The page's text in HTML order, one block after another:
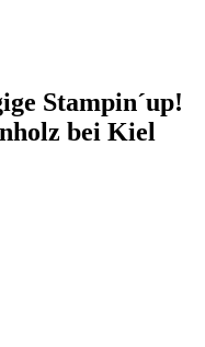
Stampin´up!
bei Kiel